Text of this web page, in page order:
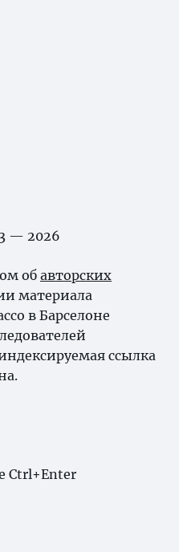
— 2026
об авторских
материала
в Барселоне
ссылка
Ctrl+Enter